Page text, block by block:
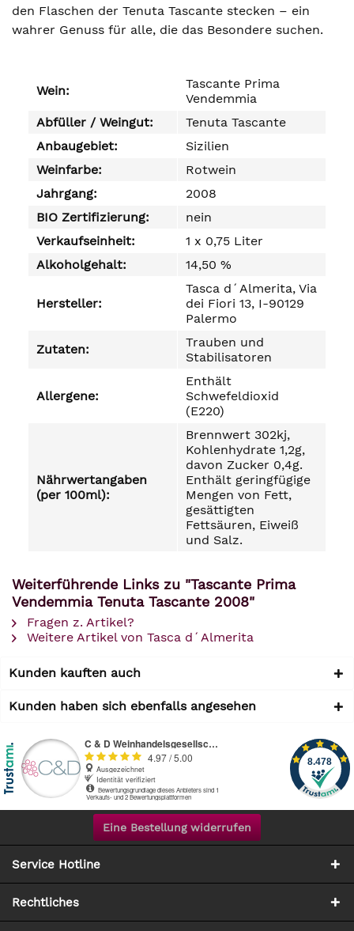
den Flaschen der Tenuta Tascante stecken – ein
wahrer Genuss für alle, die das Besondere suchen.
Wein:
Tascante Prima
Vendemmia
Abfüller / Weingut:
Tenuta Tascante
Anbaugebiet:
Sizilien
Weinfarbe:
Rotwein
Jahrgang:
2008
BIO Zertifizierung:
nein
Verkaufseinheit:
1 x 0,75 Liter
Alkoholgehalt:
14,50 %
Hersteller:
Tasca d´Almerita, Via
dei Fiori 13, I-90129
Palermo
Zutaten:
Trauben und
Stabilisatoren
Allergene:
Enthält
Schwefeldioxid
(E220)
Nährwertangaben
(per 100ml):
Brennwert 302kj,
Kohlenhydrate 1,2g,
davon Zucker 0,4g.
Enthält geringfügige
Mengen von Fett,
gesättigten
Fettsäuren, Eiweiß
und Salz.
Weiterführende Links zu "Tascante Prima
Vendemmia Tenuta Tascante 2008"
Fragen z. Artikel?
Weitere Artikel von Tasca d´Almerita
Kunden kauften auch
Kunden haben sich ebenfalls angesehen
Eine Bestellung widerrufen
Service Hotline
Rechtliches